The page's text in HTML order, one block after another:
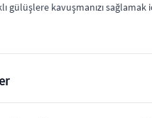
gülüşlere kavuşmanızı sağlamak